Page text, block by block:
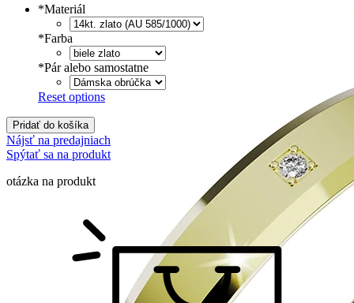
*Materiál
*Farba
*Pár alebo samostatne
Reset options
Pridať do košíka
Nájsť na predajniach
Spýtať sa na produkt
otázka na produkt